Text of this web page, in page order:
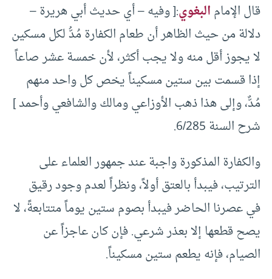
قال الإمامالبغوي:[ وفيه – أي حديث أبي هريرة –
دلالة من حيث الظاهر أن طعام الكفارة مُدُّ لكل مسكين
لا يجوز أقل منه ولا يجب أكثر، لأن خمسة عشر صاعاً
إذا قسمت بين ستين مسكيناً يخص كل واحد منهم
مُدٌّ، وإلى هذا ذهب الأوزاعي ومالك والشافعي وأحمد ]
شرح السنة 6/285.
والكفارة المذكورة واجبة عند جمهور العلماء على
الترتيب، فيبدأ بالعتق أولاً، ونظراً لعدم وجود رقيق
في عصرنا الحاضر فيبدأ بصوم ستين يوماً متتابعةً، لا
يصح قطعها إلا بعذر شرعي. فإن كان عاجزاً عن
الصيام، فإنه يطعم ستين مسكيناً.